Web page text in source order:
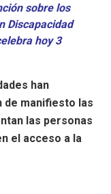
sobre los
Discapacidad
hoy 3
han
de manifiesto las
las personas
el acceso a la